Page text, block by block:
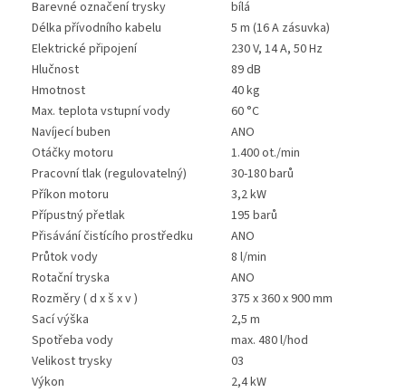
Barevné označení trysky
bílá
Délka přívodního kabelu
5 m (16 A zásuvka)
Elektrické připojení
230 V, 14 A, 50 Hz
Hlučnost
89 dB
Hmotnost
40 kg
Max. teplota vstupní vody
60 °C
Navíjecí buben
ANO
Otáčky motoru
1.400 ot./min
Pracovní tlak (regulovatelný)
30-180 barů
Příkon motoru
3,2 kW
Přípustný přetlak
195 barů
Přisávání čistícího prostředku
ANO
Průtok vody
8 l/min
Rotační tryska
ANO
Rozměry ( d x š x v )
375 x 360 x 900 mm
Sací výška
2,5 m
Spotřeba vody
max. 480 l/hod
Velikost trysky
03
Výkon
2,4 kW